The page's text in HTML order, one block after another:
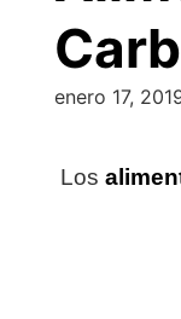
enero 17,
Los